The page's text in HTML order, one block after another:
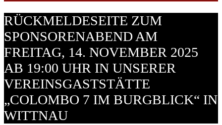
RÜCKMELDESEITE ZUM
SPONSORENABEND AM
FREITAG, 14. NOVEMBER 2025
AB 19:00 UHR IN UNSERER
VEREINSGASTSTÄTTE
„COLOMBO 7 IM BURGBLICK“ IN
WITTNAU